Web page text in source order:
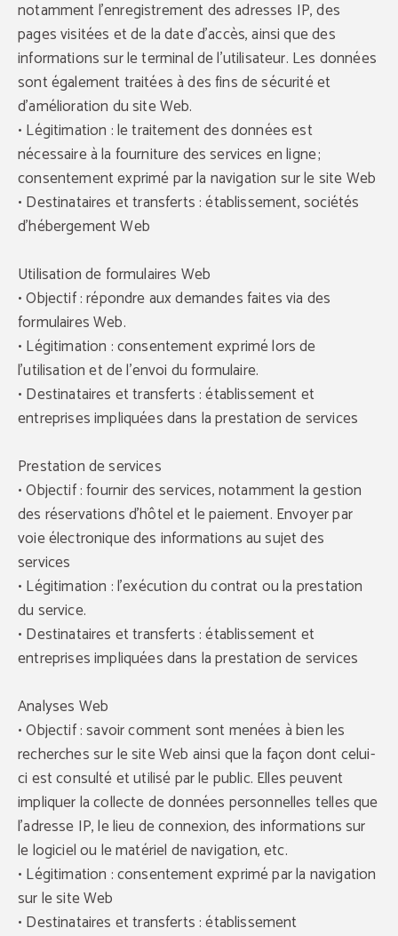
notamment l'enregistrement des adresses IP, des
pages visitées et de la date d'accès, ainsi que des
informations sur le terminal de l'utilisateur. Les données
sont également traitées à des fins de sécurité et
d'amélioration du site Web.
• Légitimation : le traitement des données est
nécessaire à la fourniture des services en ligne ;
consentement exprimé par la navigation sur le site Web
• Destinataires et transferts : établissement, sociétés
d'hébergement Web
Utilisation de formulaires Web
• Objectif : répondre aux demandes faites via des
formulaires Web.
• Légitimation : consentement exprimé lors de
l'utilisation et de l'envoi du formulaire.
• Destinataires et transferts : établissement et
entreprises impliquées dans la prestation de services
Prestation de services
• Objectif : fournir des services, notamment la gestion
des réservations d'hôtel et le paiement. Envoyer par
voie électronique des informations au sujet des
services
• Légitimation : l'exécution du contrat ou la prestation
du service.
• Destinataires et transferts : établissement et
entreprises impliquées dans la prestation de services
Analyses Web
• Objectif : savoir comment sont menées à bien les
recherches sur le site Web ainsi que la façon dont celui-
ci est consulté et utilisé par le public. Elles peuvent
impliquer la collecte de données personnelles telles que
l'adresse IP, le lieu de connexion, des informations sur
le logiciel ou le matériel de navigation, etc.
• Légitimation : consentement exprimé par la navigation
sur le site Web
• Destinataires et transferts : établissement